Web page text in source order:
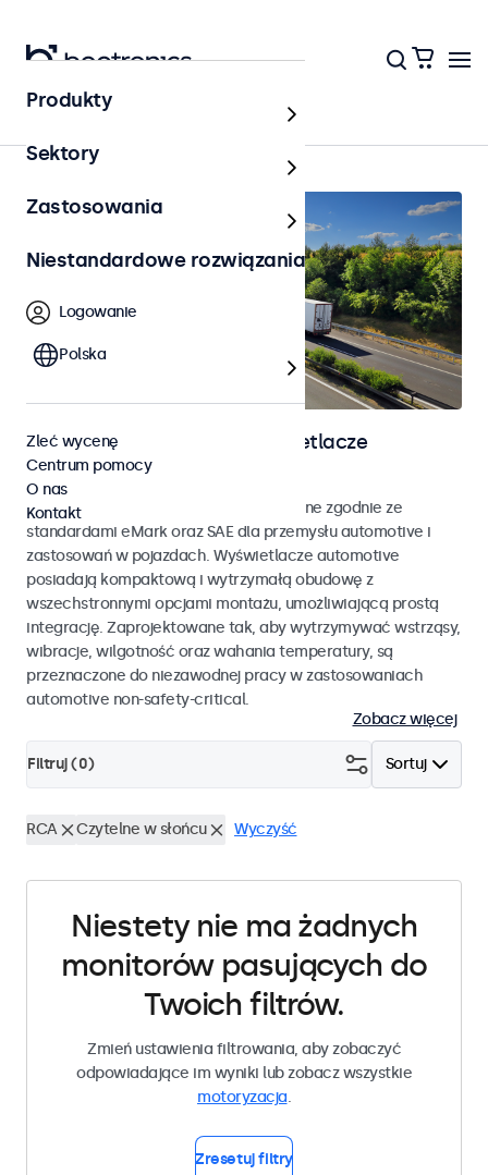
Strona główna
Monitory automotive i wyświetlacze
dotykowe
Monitory i ekrany dotykowe opracowane zgodnie ze
standardami eMark oraz SAE dla przemysłu automotive i
zastosowań w pojazdach. Wyświetlacze automotive
posiadają kompaktową i wytrzymałą obudowę z
wszechstronnymi opcjami montażu, umożliwiającą prostą
integrację. Zaprojektowane tak, aby wytrzymywać wstrząsy,
wibracje, wilgotność oraz wahania temperatury, są
przeznaczone do niezawodnej pracy w zastosowaniach
automotive non-safety-critical.
Zobacz więcej
Sortuj
Filtruj (0)
RCA Czytelne w słońcu Wyczyść
Niestety nie ma żadnych
monitorów pasujących do
Twoich filtrów.
Zmień ustawienia filtrowania, aby zobaczyć
odpowiadające im wyniki lub zobacz wszystkie
motoryzacja.
Zresetuj filtry
Produkty
Sektory
Zastosowania
Niestandardowe rozwiązania
Logowanie
Polska
Zleć wycenę
Centrum pomocy
O nas
Kontakt